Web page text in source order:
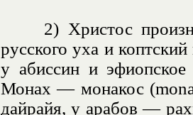
2) Христос
русского уха и
у абиссин и
Монах — монакос (
дайрайя, у арабов —